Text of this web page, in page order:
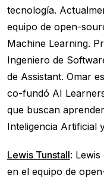
tecnología.
equipo de open-
Machine Learning.
Ingeniero de
de Assistant. Omar
co-fundó AI
que buscan
Inteligencia Artificial
Lewis Tunstall:
en el equipo de